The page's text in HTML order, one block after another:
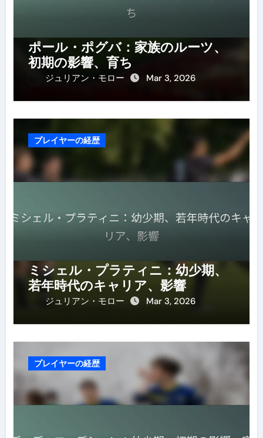
ポール・ポグバ：家族のルーツ、
初期の影響、育ち
ジュリアン・モロー Mar 3, 2026
プレイヤーの経歴
ミシェル・プラティニ：幼少期、
若年時代のキャリア、影響
ジュリアン・モロー Mar 3, 2026
プレイヤーの経歴